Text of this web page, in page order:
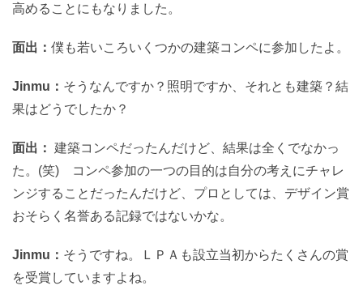
高めることにもなりました。
面出： 僕も若いころいくつかの建築コンペに参加したよ。
Jinmu： そうなんですか？照明ですか、それとも建築？結
果はどうでしたか？
面出： 建築コンペだったんだけど、結果は全くでなかっ
た。(笑) コンペ参加の一つの目的は自分の考えにチャレ
ンジすることだったんだけど、プロとしては、デザイン賞
おそらく名誉ある記録ではないかな。
Jinmu： そうですね。ＬＰＡも設立当初からたくさんの賞
を受賞していますよね。